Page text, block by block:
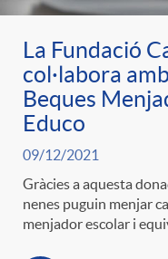
La Fundació
col·labora
Beques
Educo
09/12/2021
Gràcies a aquesta
nenes puguin menjar
menjador escolar i